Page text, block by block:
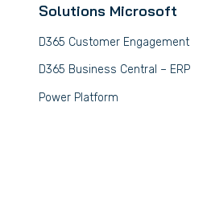
Solutions Microsoft
D365 Customer Engagement
D365 Business Central – ERP
Power Platform